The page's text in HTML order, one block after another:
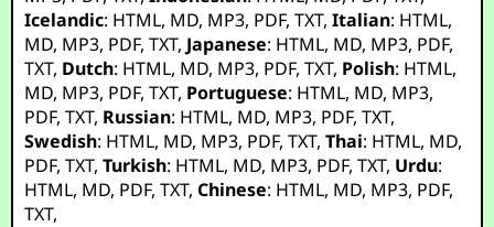
Icelandic: HTML, MD, MP3, PDF,TXT,Italian: HTML,
MD, MP3, PDF,TXT, Japanese: HTML, MD, MP3, PDF,
TXT, Dutch: HTML, MD, MP3, PDF,TXT, Polish: HTML,
MD, MP3, PDF,TXT, Portuguese: HTML, MD, MP3,
PDF,TXT, Russian: HTML, MD, MP3, PDF,TXT,
Swedish: HTML, MD, MP3, PDF,TXT,Thai: HTML, MD,
PDF,TXT,Turkish: HTML, MD, MP3, PDF,TXT, Urdu:
HTML, MD, PDF,TXT,Chinese: HTML, MD, MP3, PDF,
TXT,